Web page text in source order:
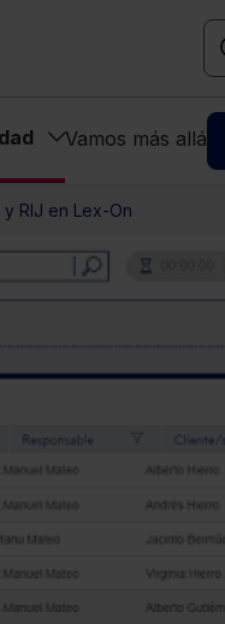
Vamos más allá
RIJ en Lex-On